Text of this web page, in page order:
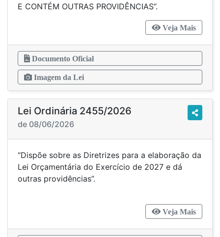
E CONTÉM OUTRAS PROVIDÊNCIAS”.
Veja Mais
Documento Oficial
Imagem da Lei
Lei Ordinária 2455/2026
de 08/06/2026
“Dispõe sobre as Diretrizes para a elaboração da
Lei Orçamentária do Exercício de 2027 e dá
outras providências”.
Veja Mais